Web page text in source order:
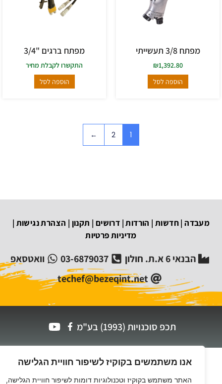
אנו משתמשים בקוקיז לשיפור חוויית הגלישה
האתר משתמש בקוקיז וטכנולוגיות דומות לשיפור חוויית הגלישה,
מפתח 3/8 תעשייתי
₪1,392.80
הוספה לסל
מפתח ברגים "3/4
התקשרו לקבלת מחיר
הוספה לסל
מעבדה|חדשות|הורדות|דרושים|תקנון|הצהרת נגישות|
מדיניות פרטיות
הבנאי 6 א.ת. חולון 03-6879037
וואטסאפ
techef@bezeqint.net
תכפ סוכנויות (1993) בע"מ